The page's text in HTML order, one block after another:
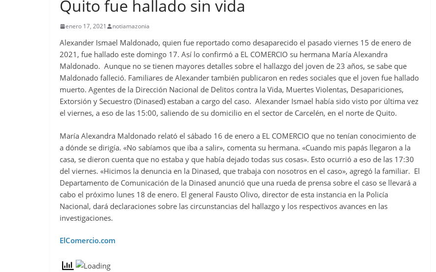
Quito fue hallado sin vida
enero 17, 2021 notiamazonia
Alexander Ismael Maldonado, quien fue reportado como desaparecido el pasado viernes 15 de enero de
2021, fue hallado este domingo 17. Así lo confirmó a EL COMERCIO su hermana María Alexandra
Maldonado. Aunque no se tienen mayores detalles sobre el hallazgo del joven de 23 años, se sabe que
Maldonado falleció. Familiares de Alexander también publicaron en redes sociales que el joven fue hallado
muerto. Agentes de la Dirección Nacional de Delitos contra la Vida, Muertes Violentas, Desapariciones,
Extorsión y Secuestro (Dinased) estaban a cargo del caso. Alexander Ismael había sido visto por última vez
el viernes, a eso de las 15:00, saliendo de su domicilio en el sector de Carcelén, en el norte de Quito.
María Alexandra Maldonado relató el sábado 16 de enero a EL COMERCIO que no tenían conocimiento de
a dónde se dirigía. «No sabíamos que iba a salir», comenta su hermana. «Cuando mis papás llegaron a la
casa, se dieron cuenta que no estaba y que había dejado todas sus cosas». Esto ocurrió a eso de las 17:30
del viernes. «Hicimos la denuncia en la Dinased, que trabaja con nosotros en el caso», agregó la familiar. El
Departamento de Comunicación de la Dinased anunció que una rueda de prensa sobre el caso se llevará a
cabo el próximo lunes 18 de enero. El general Fausto Olivo, director de esta instancia en la Policía
Nacional, dará declaraciones sobre las circunstancias del hallazgo y los respectivos avances en las
investigaciones.
ElComercio.com